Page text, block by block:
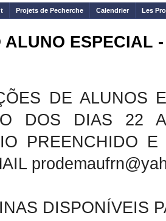
Projets de Pecherche Calendrier Les
ALUNO ESPECIAL
DE ALUNOS
DOS DIAS 22
PREENCHIDO
DISPONÍVEIS